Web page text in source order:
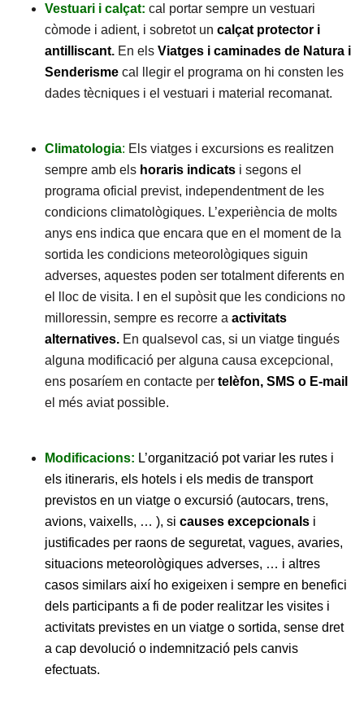
Vestuari i calçat: cal portar sempre un vestuari
còmode i adient, i sobretot un calçat protector i
antilliscant. En els Viatges i caminades de Natura i
Senderisme cal llegir el programa on hi consten les
dades tècniques i el vestuari i material recomanat.
Climatologia: Els viatges i excursions es realitzen
sempre amb els horaris indicats i segons el
programa oficial previst, independentment de les
condicions climatològiques. L’experiència de molts
anys ens indica que encara que en el moment de la
sortida les condicions meteorològiques siguin
adverses, aquestes poden ser totalment diferents en
el lloc de visita. I en el supòsit que les condicions no
milloressin, sempre es recorre a activitats
alternatives. En qualsevol cas, si un viatge tingués
alguna modificació per alguna causa excepcional,
ens posaríem en contacte per telèfon, SMS o E-mail
el més aviat possible.
Modificacions: L’organització pot variar les rutes i
els itineraris, els hotels i els medis de transport
previstos en un viatge o excursió (autocars, trens,
avions, vaixells, … ), si causes excepcionals i
justificades per raons de seguretat, vagues, avaries,
situacions meteorològiques adverses, … i altres
casos similars així ho exigeixen i sempre en benefici
dels participants a fi de poder realitzar les visites i
activitats previstes en un viatge o sortida, sense dret
a cap devolució o indemnització pels canvis
efectuats.